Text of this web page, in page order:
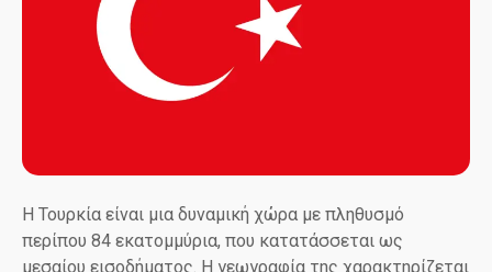
Η Τουρκία είναι μια δυναμική χώρα με πληθυσμό
περίπου 84 εκατομμύρια, που κατατάσσεται ως
μεσαίου εισοδήματος. Η γεωγραφία της χαρακτηρίζεται